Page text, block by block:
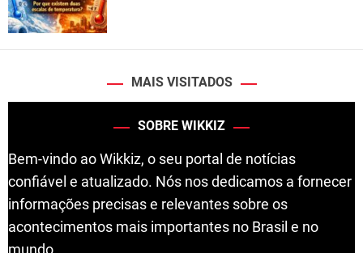
MAIS VISITADOS
SOBRE WIKKIZ
Bem-vindo ao Wikkiz, o seu portal de notícias
confiável e atualizado. Nós nos dedicamos a fornecer
informações precisas e relevantes sobre os
acontecimentos mais importantes no Brasil e no
mundo.